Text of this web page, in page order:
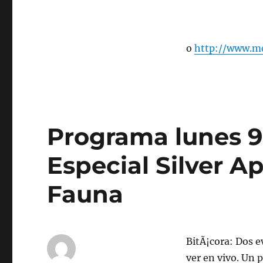
o http://
Programa lunes
Especial Silver
Fauna
BitÃ¡cora: Dos
ver en vivo. Un